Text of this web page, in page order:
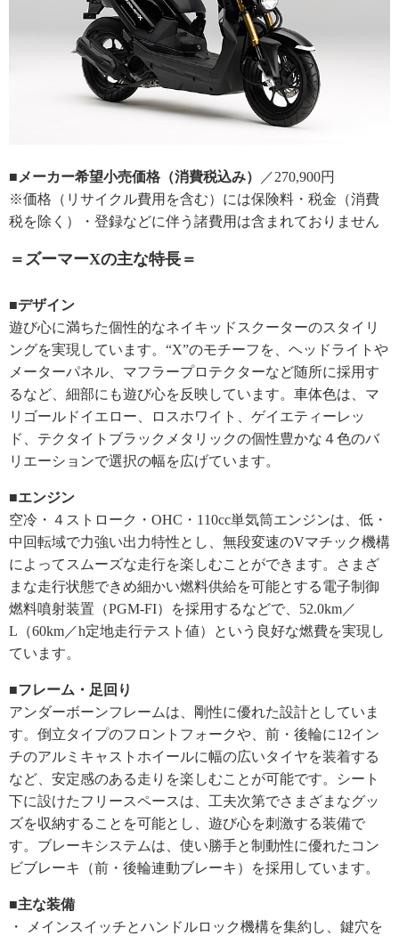
■メーカー希望小売価格（消費税込み）
／270,900円
※価格（リサイクル費用を含む）には保険料・税金（消費
税を除く）・登録などに伴う諸費用は含まれておりません
＝ズーマーXの主な特長＝
■デザイン
遊び心に満ちた個性的なネイキッドスクーターのスタイリ
ングを実現しています。“X”のモチーフを、ヘッドライトや
メーターパネル、マフラープロテクターなど随所に採用す
るなど、細部にも遊び心を反映しています。車体色は、マ
リゴールドイエロー、ロスホワイト、ゲイエティーレッ
ド、テクタイトブラックメタリックの個性豊かな４色のバ
リエーションで選択の幅を広げています。
■エンジン
空冷・４ストローク・OHC・110cc単気筒エンジンは、低・
中回転域で力強い出力特性とし、無段変速のVマチック機構
によってスムーズな走行を楽しむことができます。さまざ
まな走行状態できめ細かい燃料供給を可能とする電子制御
燃料噴射装置（PGM-FI）を採用するなどで、52.0km／
L（60km／h定地走行テスト値）という良好な燃費を実現し
ています。
■フレーム・足回り
アンダーボーンフレームは、剛性に優れた設計としていま
す。倒立タイプのフロントフォークや、前・後輪に12イン
チのアルミキャストホイールに幅の広いタイヤを装着する
など、安定感のある走りを楽しむことが可能です。シート
下に設けたフリースペースは、工夫次第でさまざまなグッ
ズを収納することを可能とし、遊び心を刺激する装備で
す。ブレーキシステムは、使い勝手と制動性に優れたコン
ビブレーキ（前・後輪連動ブレーキ）を採用しています。
■主な装備
・ メインスイッチとハンドルロック機構を集約し、鍵穴を